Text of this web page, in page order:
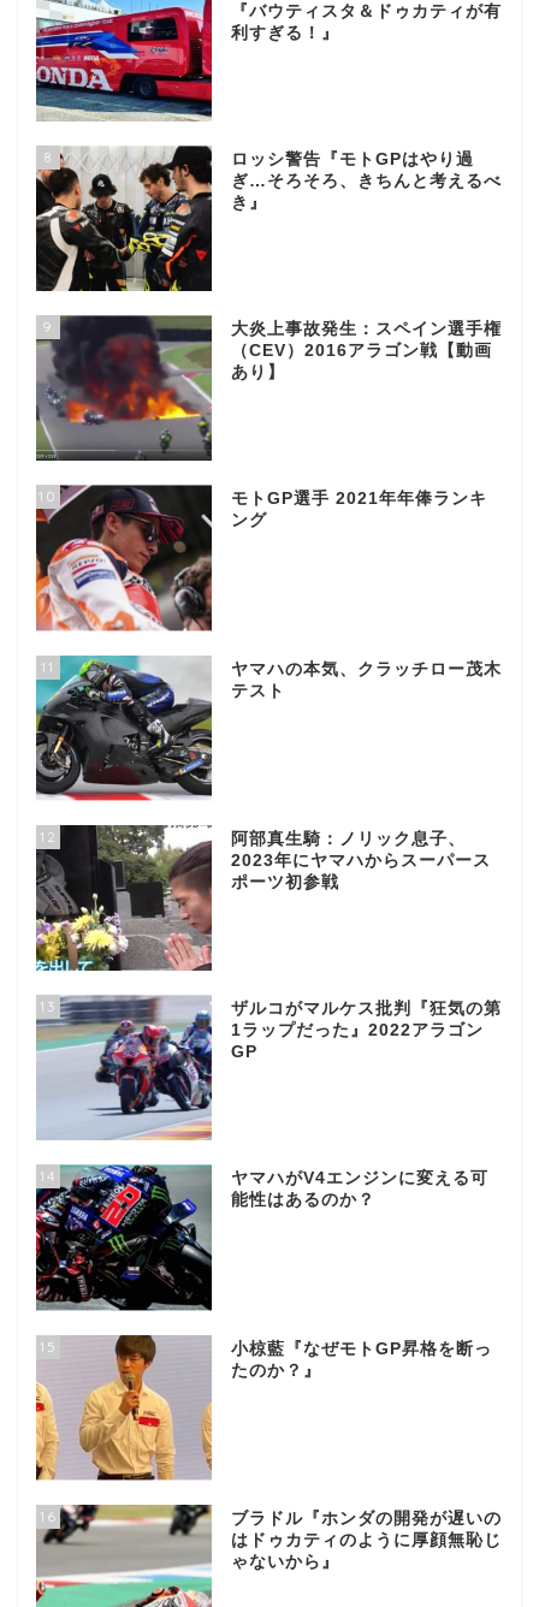
『バウティスタ＆ドゥカティが有
利すぎる！』
8
ロッシ警告『モトGPはやり過
ぎ…そろそろ、きちんと考えるべ
き』
9
大炎上事故発生：スペイン選手権
（CEV）2016アラゴン戦【動画
あり】
10
モトGP選手 2021年年俸ランキ
ング
11
ヤマハの本気、クラッチロー茂木
テスト
12
阿部真生騎：ノリック息子、
2023年にヤマハからスーパース
ポーツ初参戦
13
ザルコがマルケス批判『狂気の第
1ラップだった』2022アラゴン
GP
14
ヤマハがV4エンジンに変える可
能性はあるのか？
15
小椋藍『なぜモトGP昇格を断っ
たのか？』
16
ブラドル『ホンダの開発が遅いの
はドゥカティのように厚顔無恥じ
ゃないから』